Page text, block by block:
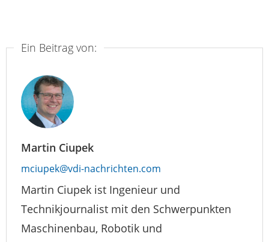
Ein Beitrag von:
Martin Ciupek
mciupek@vdi-nachrichten.com
Martin Ciupek ist Ingenieur und
Technikjournalist mit den Schwerpunkten
Maschinenbau, Robotik und